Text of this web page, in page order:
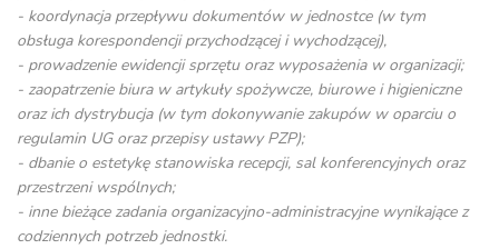
- koordynacja przepływu dokumentów w jednostce (w tym
obsługa korespondencji przychodzącej i wychodzącej),
- prowadzenie ewidencji sprzętu oraz wyposażenia w organizacji;
- zaopatrzenie biura w artykuły spożywcze, biurowe i higieniczne
oraz ich dystrybucja (w tym dokonywanie zakupów w oparciu o
regulamin UG oraz przepisy ustawy PZP);
- dbanie o estetykę stanowiska recepcji, sal konferencyjnych oraz
przestrzeni wspólnych;
- inne bieżące zadania organizacyjno-administracyjne wynikające z
codziennych potrzeb jednostki.